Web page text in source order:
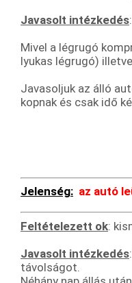
Javasolt intézkedés
Mivel a légrugó
lyukas légrugó)
Javasoljuk az álló
kopnak és csak idő
Jelenség: az autó
Feltételezett ok:
Javasolt intézkedés
távolságot.